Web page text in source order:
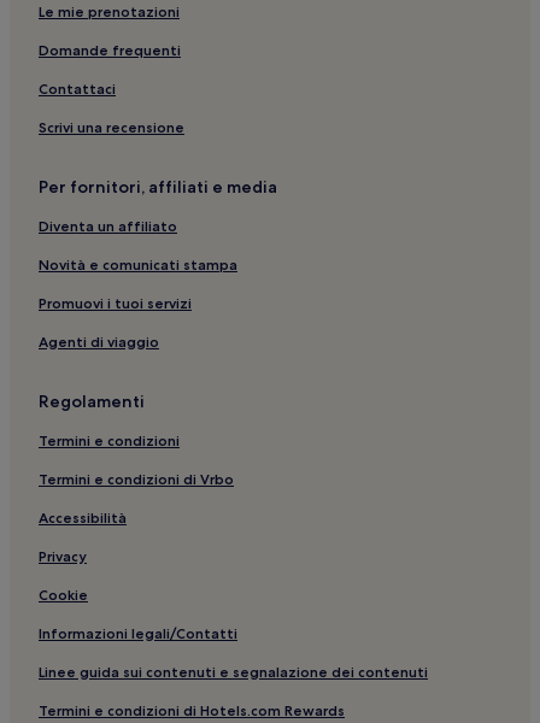
Galleria d'arte Sala Alcalá 31: hotel nelle vicinanze
Statua di Carlos III: hotel nelle vicinanze
Calle Preciados: Hotel economici nelle vicinanze
Madrid: Pensioni
Calle de la Princesa: Ostelli
Madrid: Resort e hotel con spa
Plaza de las Descalzas: hotel nelle vicinanze
Gran Via: hotel nelle vicinanze
Moncloa-Aravaca: Aparthotel
Monumento a Juan Pablo II: hotel nelle vicinanze
Gran Via: Hotel con palestra nelle vicinanze
Museo di Arte Contemporanea: hotel nelle vicinanze
Ufficio Informazioni Turistiche: hotel nelle vicinanze
Calle Preciados: hotel nelle vicinanze
Gran Via: Hotel con piscina nelle vicinanze
Teatro Caser Calderón de Madrid: hotel nelle vicinanze
Paseo del Prado: Ostelli
Madrid: Hotel per golfisti
Le mie prenotazioni
Domande frequenti
Contattaci
Scrivi una recensione
Per fornitori, affiliati e media
Diventa un affiliato
Novità e comunicati stampa
Promuovi i tuoi servizi
Agenti di viaggio
Regolamenti
Termini e condizioni
Termini e condizioni di Vrbo
Accessibilità
Privacy
Cookie
Informazioni legali/Contatti
Linee guida sui contenuti e segnalazione dei contenuti
Termini e condizioni di Hotels.com Rewards